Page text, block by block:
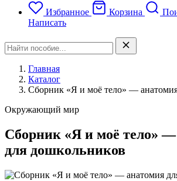
Избранное
Корзина
Написать
Главная
Каталог
Сборник «Я и моё тело» —
Окружающий мир
Сборник «Я и моё тело»
для дошкольников